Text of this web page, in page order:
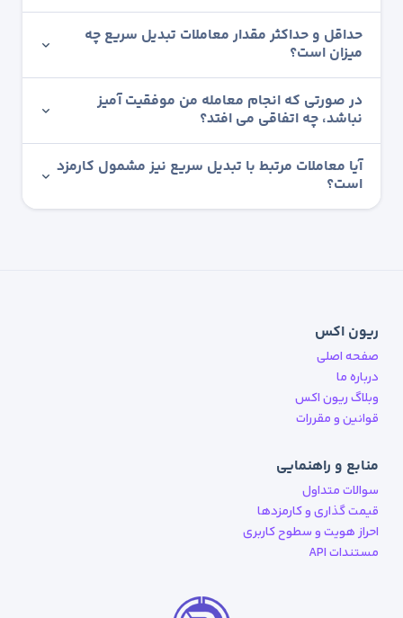
حداقل و حداکثر مقدار معاملات تبدیل سریع چه
میزان است؟
در صورتی که انجام معامله من موفقیت آمیز
نباشد، چه اتفاقی می افتد؟
آیا معاملات مرتبط با تبدیل سریع نیز مشمول کارمزد
است؟
ریون اکس
صفحه اصلی
درباره ما
وبلاگ ریون اکس
قوانین و مقررات
منابع و راهنمایی
سوالات متداول
قیمت گذاری و کارمزدها
احراز هویت و سطوح کاربری
مستندات API